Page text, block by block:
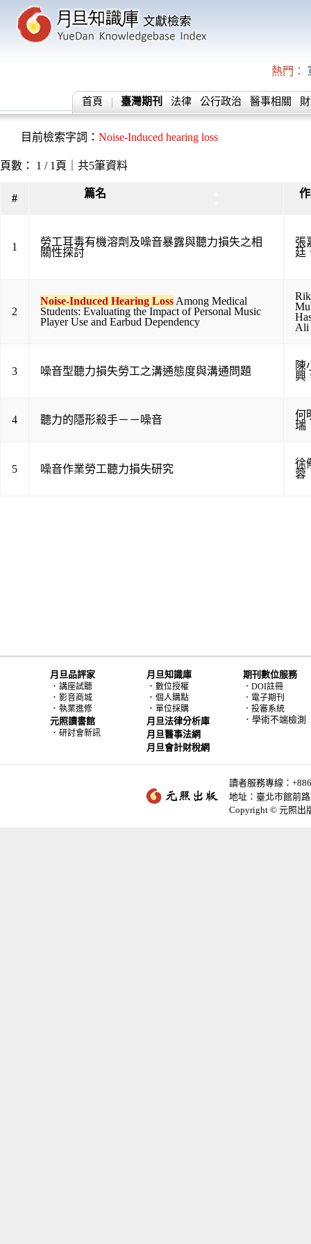
熱門：
首頁 臺灣期刊 法律 公行政治 醫事相關
目前檢索字詞： Noise-Induced hearing loss
頁數： 1 / 1頁｜共5筆資料
# 篇名
1
勞工耳毒有機溶劑及噪音暴露與聽力損失之相
關性探討
張
廷
2
Noise-Induced Hearing Loss Among Medical
Students: Evaluating the Impact of Personal Music
Player Use and Earbud Dependency
Ali
3 噪音型聽力損失勞工之溝通態度與溝通問題
陳
興
4 聽力的隱形殺手－－噪音
何
瑞
5 噪音作業勞工聽力損失研究
徐
蓉
月旦品評家
． 講座試聽
． 影音商城
． 執業進修
元照讀書館
． 研討會新訊
月旦知識庫
． 數位授權
． 個人購點
． 單位採購
月旦法律分析庫
月旦醫事法網
月旦會計財稅網
期刊數位服務
．DOI註冊
．電子期刊
．投審系統
．學術不端檢測
讀者服務專線：
地址：臺北市館前
Copyright © 元照出